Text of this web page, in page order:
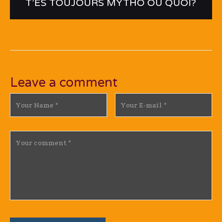
T’ES TOUJOURS MYTHO OU QUOI?
Leave a comment